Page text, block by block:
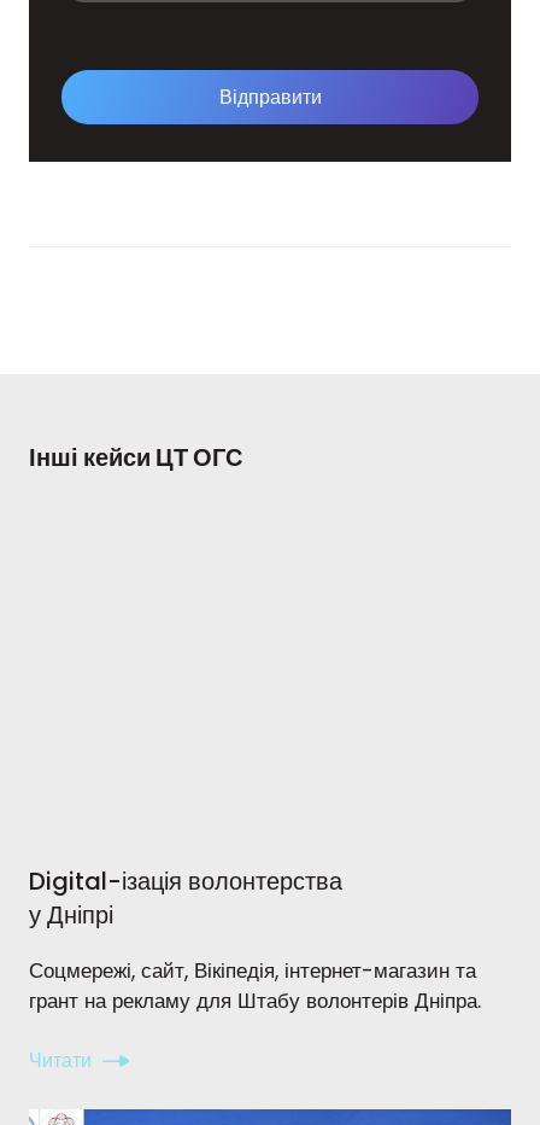
Відправити
Інші кейси ЦТ ОГС
Digital-ізація волонтерства
у Дніпрі
Соцмережі, сайт, Вікіпедія, інтернет-магазин та
грант на рекламу для Штабу волонтерів Дніпра.
Читати